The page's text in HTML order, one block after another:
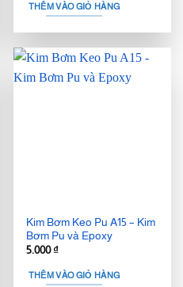
THÊM VÀO GIỎ HÀNG
Kim Bơm Keo Pu A15 – Kim
Bơm Pu và Epoxy
5.000₫
THÊM VÀO GIỎ HÀNG